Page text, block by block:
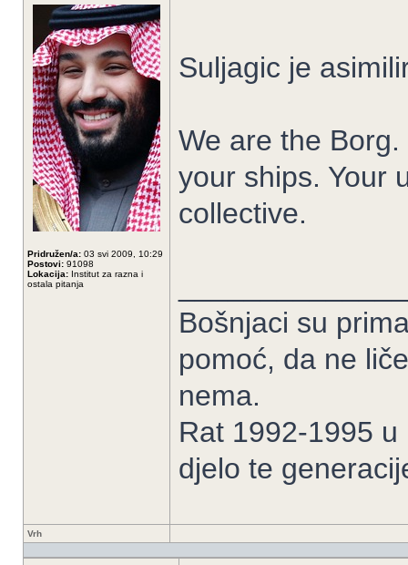
Pridružen/a: 03 svi 2009, 10:29
Postovi: 91098
Lokacija: Institut za razna i
ostala pitanja
Suljagic je
We are the
your ships. Your
collective.
Bošnjaci su
pomoć, da ne
nema.
Rat 1992-1995
djelo te
Vrh